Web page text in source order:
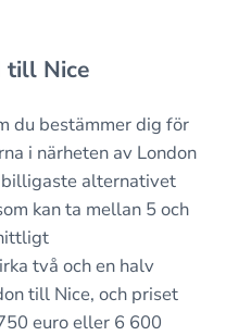
till Nice
du bestämmer dig för
i närheten av London
alternativet
kan ta mellan 5 och
två och en halv
till Nice, och priset
euro eller 6 600